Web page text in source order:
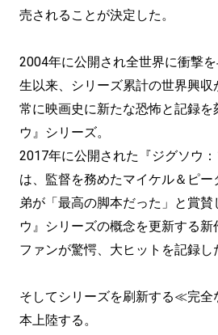
売されることが決定した。
2004年に公開され全世界に衝撃
生以来、シリーズ累計の世界興収
常に映画史に新たな恐怖と記録を
ウ』シリーズ。
2017年に公開された『ジグソウ：
は、監督を務めたマイケル＆ピ
弟が「最高の脚本だった」と賞賛
ウ』シリーズの概念を更新する
ファンが驚愕、大ヒットを記録し
そしてシリーズを刷新する≪完
本上陸する。